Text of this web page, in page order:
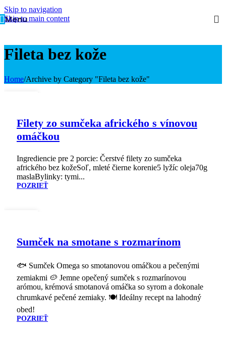
Skip to navigation
Skip to main content
Menu
Fileta bez kože
Home/Archive by Category "Fileta bez kože"
Filety zo sumčeka afrického s vínovou
omáčkou
Ingrediencie pre 2 porcie: Čerstvé filety zo sumčeka
afrického bez kožeSoľ, mleté čierne korenie5 lyžíc oleja70g
maslaBylinky: tymi...
POZRIEŤ
Sumček na smotane s rozmarínom
🐟 Sumček Omega so smotanovou omáčkou a pečenými
zemiakmi 🥔 Jemne opečený sumček s rozmarínovou
arómou, krémová smotanová omáčka so syrom a dokonale
chrumkavé pečené zemiaky. 🍽️ Ideálny recept na lahodný
obed!
POZRIEŤ